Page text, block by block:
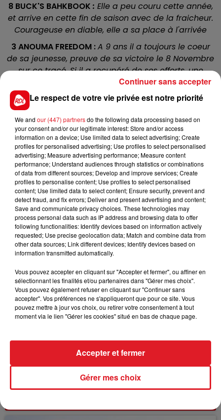
8 BUCK'S BAHKBOOK : Elle a peu couru cette année,
et arrive en cette fin de saison avec de la fraicheur.
Courageuse en diable, elle a sa place à l'arrivée
3 ANOUMA FREEDOM :A 9 ans il a toujours le coeur
de sa jeunesse, preuve de sa victoire le 8 Novembre
sur ce tracé. Si il a recupéré de ses efforts, une
confirmation est attendue au moins pour les
accessits.
16 KAMI KAZE
durant les derniers mois, il vient de retrouver le
chemin des bonnes performance grace à quelques
kilos en moins. Bien placé en bas de tableau, il peut
créer une belle surprise.
15 POP ART DU BERLAIS: Dans le temps il affrontait les
courses de groupe, maintenant il doit se contenter
de miettes dans les handicaps. Une 5 éme place lui
suffirait.
++++++++++++
FIL D'ACTUS
BÉTHUNE: ENQUÊTE POUR HOMICIDE
VOLONTAIRE EN COURS, APRÈS LA...
Le respect de votre vie privée est notre priorité
We and our (447) partnersdo the following data processing based on
your consent and/or our legitimate interest: Store and/or access
information on a device; Use limited data to select advertising; Create
profiles for personalised advertising; Use profiles to select personalised
advertising; Measure advertising performance; Measure content
performance; Understand audiences through statistics or combinations
of data from different sources; Develop and improve services; Create
profiles to personalise content; Use profiles to select personalised
content; Use limited data to select content; Ensure security, prevent and
detect fraud, and fix errors; Deliver and present advertising and content;
Save and communicate privacy choices. These technologies may
process personal data such as IP address and browsing data to offer
following functionalities: Identify devices based on information actively
requested; Use precise geolocation data; Match and combine data from
other data sources; Link different devices; Identify devices based on
information transmitted automatically.
Vous pouvez accepter en cliquant sur "Accepter et fermer", ou affiner en
sélectionnant les finalités et/ou partenaires dans "Gérer mes choix".
Vous pouvez également refuser en cliquant sur "Continuer sans
accepter". Vos préférences ne s'appliqueront que pour ce site. Vous
pouvez mettre à jour vos choix, ou retirer votre consentement à tout
moment via le lien "Gérer les cookies" situé en bas de chaque page.
Gérer mes choix
Accepter et fermer
Continuer sans accepter